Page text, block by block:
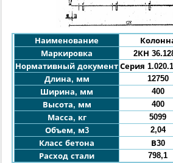
Наименование
Маркировка
2КН
Нормативный документ Серия
Длина, мм
12750
Ширина, мм
400
Высота, мм
400
Масса, кг
5099
Объем, м3
2,04
Класс бетона
В30
Расход стали
798,1